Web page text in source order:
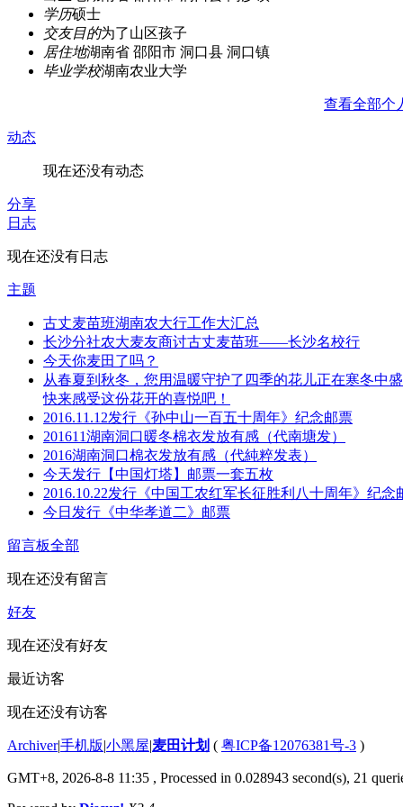
学历硕士
交友目的为了山区孩子
居住地湖南省 邵阳市 洞口县 洞口镇
毕业学校湖南农业大学
查看全部个
动态
现在还没有动态
分享
日志
现在还没有日志
主题
古丈麦苗班湖南农大行工作大汇总
长沙分社农大麦友商讨古丈麦苗班——长沙名校行
今天你麦田了吗？
从春夏到秋冬，您用温暖守护了四季的花儿正在寒冬中盛
快来感受这份花开的喜悦吧！
2016.11.12发行《孙中山一百五十周年》纪念邮票
201611湖南洞口暖冬棉衣发放有感（代南塘发）
2016湖南洞口棉衣发放有感（代純粹发表）
今天发行【中国灯塔】邮票一套五枚
2016.10.22发行《中国工农红军长征胜利八十周年》纪念
今日发行《中华孝道二》邮票
留言板全部
现在还没有留言
好友
现在还没有好友
最近访客
现在还没有访客
Archiver|手机版|小黑屋|麦田计划 ( 粤ICP备12076381号-3 )
GMT+8, 2026-8-8 11:35 , Processed in 0.028943 second(s), 21